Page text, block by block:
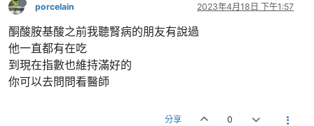
porcelain 2023年4月18日 下午1:57
酮酸胺基酸之前我聽腎病的朋友有說過
他一直都有在吃
到現在指數也維持滿好的
你可以去問問看醫師
分享 0